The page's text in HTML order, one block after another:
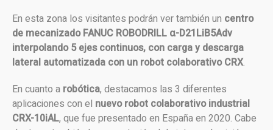
En esta zona los visitantes podrán ver también un centro
de mecanizado FANUC ROBODRILL α-D21LiB5Adv
interpolando 5 ejes continuos, con carga y descarga
lateral automatizada con un robot colaborativo CRX.
En cuanto a robótica, destacamos las 3 diferentes
aplicaciones con el nuevo robot colaborativo industrial
CRX-10iAL, que fue presentado en España en 2020. Cabe